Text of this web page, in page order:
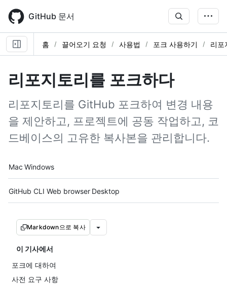
main
content
GitHub 문서
홈 끌어오기 요청 사용법 포크 사용하기 리포
리포지토리를 포크하다
리포지토리를 GitHub 포크하여 변경 내용
을 제안하고, 프로젝트에 공동 작업하고, 코
드베이스의 고유한 복사본을 관리합니다.
Platform navigation
Mac Windows
Tool navigation
GitHub CLI Web browser Desktop
Markdown으로 복사
이 기사에서
포크에 대하여
사전 요구 사항